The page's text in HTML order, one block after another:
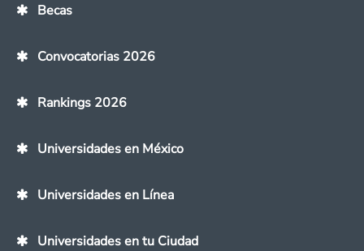
Becas
Convocatorias 2026
Rankings 2026
Universidades en México
Universidades en Línea
Universidades en tu Ciudad